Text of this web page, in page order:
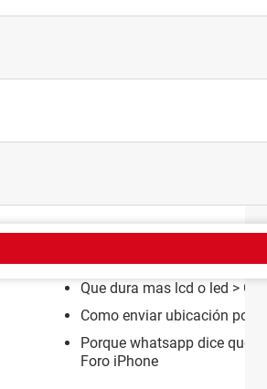
Que dura mas lcd o led >
Como enviar ubicación por
Porque whatsapp dice que
Foro iPhone